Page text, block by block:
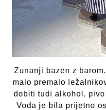
Zunanji bazen z
malo premalo
dobiti tudi alkohol,
Voda je bila prijetno